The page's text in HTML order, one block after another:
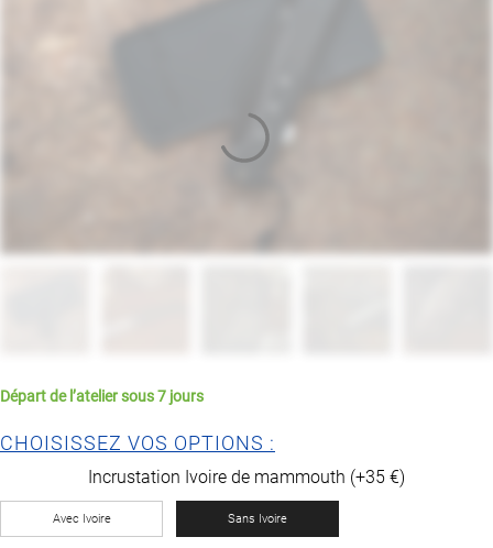
Départ de l’atelier sous 7 jours
CHOISISSEZ VOS OPTIONS :
Incrustation Ivoire de mammouth (+35 €)
Avec Ivoire Sans Ivoire